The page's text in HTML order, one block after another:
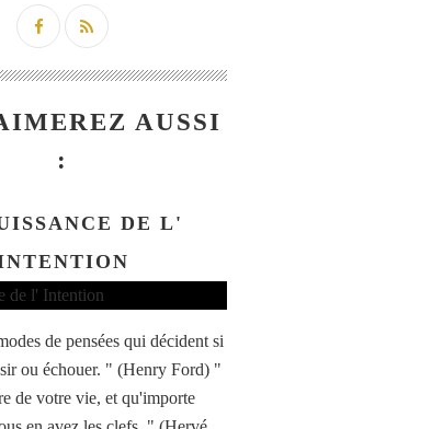
AUSSI
:
DE L'
de pensées qui décident si
ou échouer. " (Henry Ford) "
de votre vie, et qu'importe